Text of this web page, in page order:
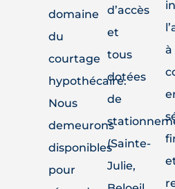
domaine
du
courtage
hypothécaire.
Nous
demeurons
disponibles
pour
d’accès
et
tous
dotées
de
(Sainte-
Julie,
à